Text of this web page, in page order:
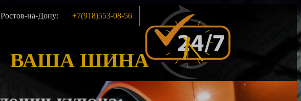
Ростов-на-Дону: +7(918)553-08-56
ВАША ШИНА